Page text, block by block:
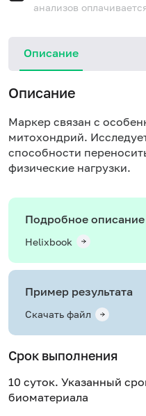
анализов
Описание
Описание
Маркер связан с
митохондрий.
способности
физические нагрузки.
Подробное описание
Helixbook
Пример результата
Скачать файл
Срок выполнения
10 суток. Указанный
биоматериала